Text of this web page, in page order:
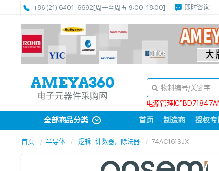
+86 (21) 6401-6692[周一至周五 9:00-18:00] 即时咨询
电子元器件采购网
电源管理
全部商品分类 首页 制造商 授权专
首页 半导体 逻辑 -计数器，除法器 74AC161SJX